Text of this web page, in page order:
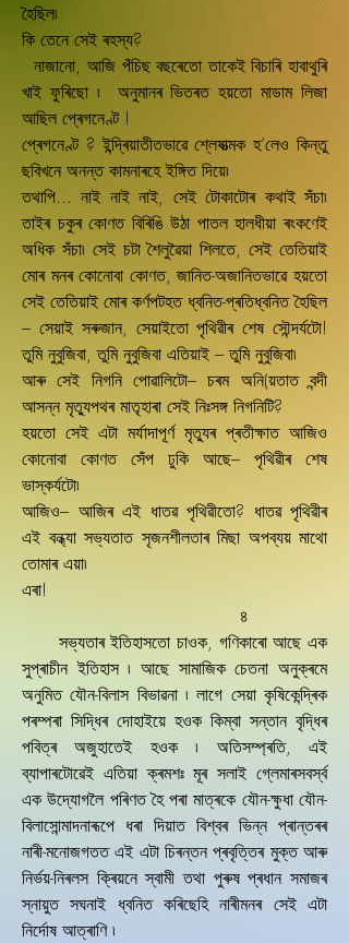
হৈছিল৷
কি তেনে সেই ৰহস্য?
নাজানো, আজি পঁচিছ বছৰেতো তাকেই বিচাৰি হাবাথুৰি
খাই ফুৰিছো ৷ অনুমানৰ ভিতৰত হয়তো মাডাম লিজা
আছিল প্ৰেগনেণ্ট !
প্ৰেগনেণ্ট ? ইন্দ্ৰিয়াতীতভাৱে শ্লেষাত্মক হ’লেও কিন্তু
ছবিখনে অনন্ত কামনাৰহে ইঙ্গিত দিয়ে৷
তথাপি... নাই নাই নাই, সেই টোকাটোৰ কথাই সঁচা৷
তাইৰ চকুৰ কোণত বিৰিঙি উঠা পাতল হালধীয়া ৰংকণেই
অধিক সঁচা৷ সেই চটা শৈলুৱৈয়া শিলতে, সেই তেতিয়াই
মোৰ মনৰ কোনোবা কোণত, জানিত-অজানিতভাৱে হয়তো
সেই তেতিয়াই মোৰ কৰ্ণপটহত ধ্বনিত-প্ৰতিধ্বনিত হৈছিল
– সেয়াই সৰুজান, সেয়াইতো পৃথিৱীৰ শেষ সৌন্দৰ্যটো!
তুমি নুবুজিবা, তুমি নুবুজিবা এতিয়াই – তুমি নুবুজিবা৷
আৰু সেই নিগনি পোৱালিটো– চৰম অনি(য়তাত বন্দী
আসন্ন মৃতু্যপথৰ মাতৃহাৰা সেই নিঃসঙ্গ নিগনিটি?
হয়তো সেই এটা মৰ্যাদাপূৰ্ণ মৃতু্যৰ প্ৰতীক্ষাত আজিও
কোনোবা কোণত সেঁপ ঢুকি আছে– পৃথিৱীৰ শেষ
ভাস্কৰ্যটো৷
আজিও– আজিৰ এই ধাতৱ পৃথিৱীতো? ধাতৱ পৃথিৱীৰ
এই বন্ধ্যা সভ্যতাত সৃজনশীলতাৰ মিছা অপব্যয় মাথো
তোমাৰ এয়া৷
এৰা!
৪
সভ্যতাৰ ইতিহাসতো চাওক, গণিকাৰো আছে এক
সুপ্ৰাচীন ইতিহাস ৷ আছে সামাজিক চেতনা অনুক্ৰমে
অনুমিত যৌন-বিলাস বিভাৱনা ৷ লাগে সেয়া কৃষিকেন্দ্ৰিক
পৰম্পৰা সিদ্ধিৰ দোহাইয়ে হওক কিম্বা সন্তান বৃদ্ধিৰ
পবিত্ৰ অজুহাতেই হওক ৷ অতিসম্প্ৰতি, এই
ব্যাপাৰটোৱেই এতিয়া ক্ৰমশঃ মূৰ সলাই গ্লেমাৰসবৰ্স্ব
এক উদে্যাগলৈ পৰিণত হৈ পৰা মাত্ৰকে যৌন-ক্ষুধা যৌন-
বিলাসোন্মাদনাৰূপে ধৰা দিয়াত বিশ্বৰ ভিন্ন প্ৰান্তৰৰ
নাৰী-মনোজগতত এই এটা চিৰন্তন প্ৰবৃত্তিৰ মুক্ত আৰু
নিৰ্ভয়-নিৰলস ক্ৰিয়নে স্বামী তথা পুৰুষ প্ৰধান সমাজৰ
স্নায়ুত সঘনাই ধ্বনিত কৰিছেহি নাৰীমনৰ সেই এটা
নিৰ্দোষ আত্ৰাণি ৷